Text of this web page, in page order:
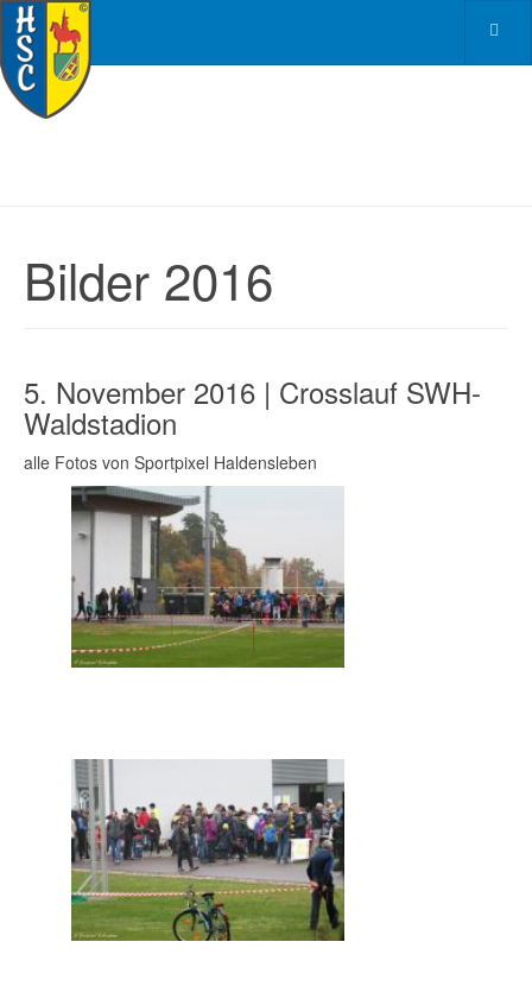
Bilder 2016
5. November 2016 | Crosslauf SWH-
Waldstadion
alle Fotos von Sportpixel Haldensleben